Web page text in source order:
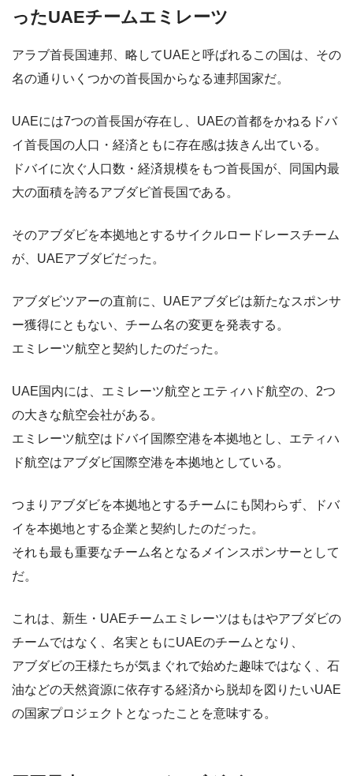
ったUAEチームエミレーツ
アラブ首長国連邦、略してUAEと呼ばれるこの国は、その
名の通りいくつかの首長国からなる連邦国家だ。
UAEには7つの首長国が存在し、UAEの首都をかねるドバ
イ首長国の人口・経済ともに存在感は抜きん出ている。
ドバイに次ぐ人口数・経済規模をもつ首長国が、同国内最
大の面積を誇るアブダビ首長国である。
そのアブダビを本拠地とするサイクルロードレースチーム
が、UAEアブダビだった。
アブダビツアーの直前に、UAEアブダビは新たなスポンサ
ー獲得にともない、チーム名の変更を発表する。
エミレーツ航空と契約したのだった。
UAE国内には、エミレーツ航空とエティハド航空の、2つ
の大きな航空会社がある。
エミレーツ航空はドバイ国際空港を本拠地とし、エティハ
ド航空はアブダビ国際空港を本拠地としている。
つまりアブダビを本拠地とするチームにも関わらず、ドバ
イを本拠地とする企業と契約したのだった。
それも最も重要なチーム名となるメインスポンサーとして
だ。
これは、新生・UAEチームエミレーツはもはやアブダビの
チームではなく、名実ともにUAEのチームとなり、
アブダビの王様たちが気まぐれで始めた趣味ではなく、石
油などの天然資源に依存する経済から脱却を図りたいUAE
の国家プロジェクトとなったことを意味する。